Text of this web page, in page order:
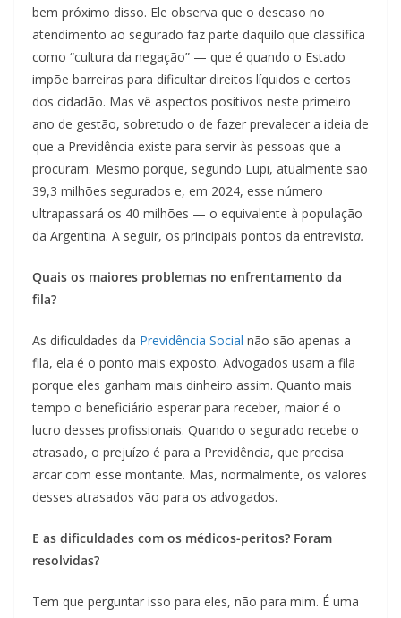
bem próximo disso. Ele observa que o descaso no
atendimento ao segurado faz parte daquilo que classifica
como “cultura da negação” — que é quando o Estado
impõe barreiras para dificultar direitos líquidos e certos
dos cidadão. Mas vê aspectos positivos neste primeiro
ano de gestão, sobretudo o de fazer prevalecer a ideia de
que a Previdência existe para servir às pessoas que a
procuram. Mesmo porque, segundo Lupi, atualmente são
39,3 milhões segurados e, em 2024, esse número
ultrapassará os 40 milhões — o equivalente à população
da Argentina. A seguir, os principais pontos da entrevista.
Quais os maiores problemas no enfrentamento da
fila?
As dificuldades da Previdência Social não são apenas a
fila, ela é o ponto mais exposto. Advogados usam a fila
porque eles ganham mais dinheiro assim. Quanto mais
tempo o beneficiário esperar para receber, maior é o
lucro desses profissionais. Quando o segurado recebe o
atrasado, o prejuízo é para a Previdência, que precisa
arcar com esse montante. Mas, normalmente, os valores
desses atrasados vão para os advogados.
E as dificuldades com os médicos-peritos? Foram
resolvidas?
Tem que perguntar isso para eles, não para mim. É uma